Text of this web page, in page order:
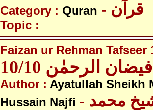
Category : Quran - قرآن
Topic :
Faizan ur Rehman Tafseer
فیضان الرحمٰن 10/10
Author : Ayatullah Sheikh
Hussain Najfi - آیت اللہ شیخ محمد